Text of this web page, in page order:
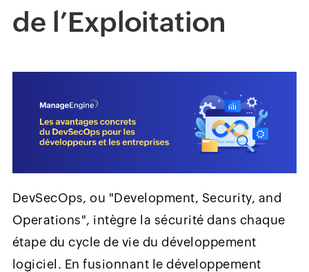
de l’Exploitation
DevSecOps, ou "Development, Security, and
Operations", intègre la sécurité dans chaque
étape du cycle de vie du développement
logiciel. En fusionnant le développement